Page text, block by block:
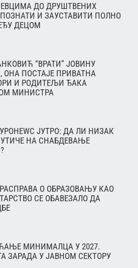
ДО ДРУШТВЕНИХ
И ЗАУСТАВИТИ ПОЛНО
ДЕЦОМ
“ВРАТИ” ЈОВИНУ
ОНА ПОСТАЈЕ ПРИВАТНА
И РОДИТЕЉИ ЂАКА
МИНИСТРА
ЈУТРО: ДА ЛИ НИЗАК
НА СНАБДЕВАЊЕ
О ОБРАЗОВАЊУ КАО
СЕ ОБАВЕЗАЛО ДА
МИНИМАЛЦА У 2027.
ЗАРАДА У ЈАВНОМ СЕКТОРУ